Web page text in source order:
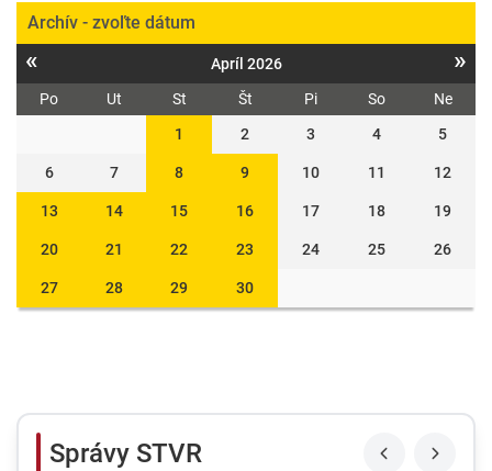
Archív - zvoľte dátum
« Apríl 2026 »
Po Ut St Št Pi So
Ne
1
2 3 4 5
6 7 8 9 10 11 12
13 14 15 16 17 18 19
20 21 22 23 24 25 26
27 28 29 30
Správy STVR